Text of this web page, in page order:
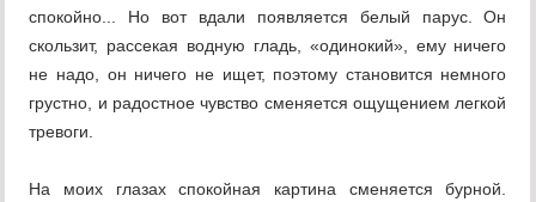
спокойно... Но вот вдали появляется белый парус. Он
скользит, рассекая водную гладь, «одинокий», ему ничего
не надо, он ничего не ищет, поэтому становится немного
грустно, и радостное чувство сменяется ощущением легкой
тревоги.
На моих глазах спокойная картина сменяется бурной.